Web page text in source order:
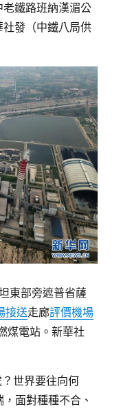
鐵路班納漢湄公
發（中鐵八局供
東部旁遮普省薩
接送走廊評價機場
電站。新華社
世界要往向何
面對種種不合、